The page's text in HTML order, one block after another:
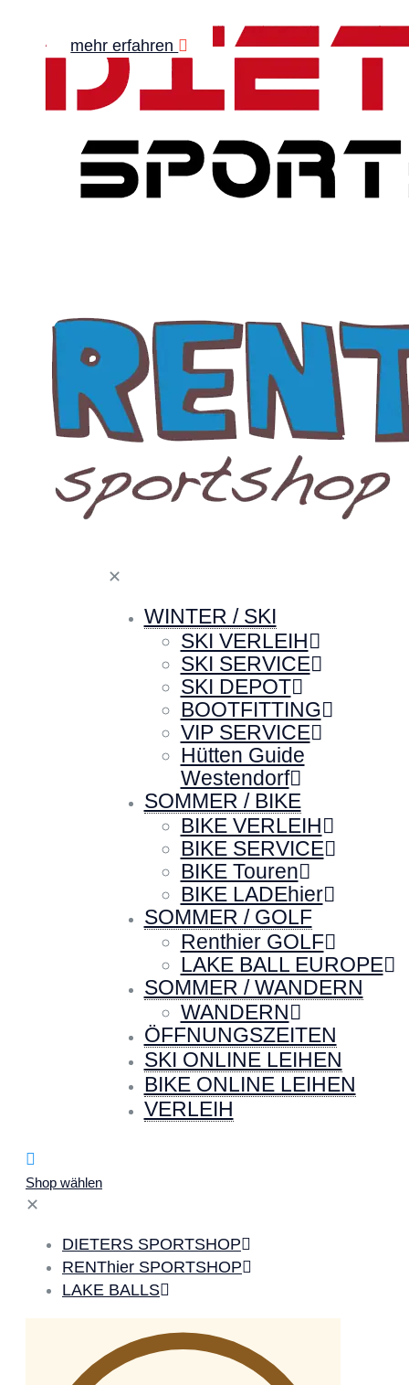
✕
WINTER / SKI
SKI VERLEIH
SKI SERVICE
SKI DEPOT
BOOTFITTING
VIP SERVICE
Hütten Guide
Westendorf
SOMMER / BIKE
BIKE VERLEIH
BIKE SERVICE
BIKE Touren
BIKE LADEhier
SOMMER / GOLF
Renthier GOLF
LAKE BALL EUROPE
SOMMER / WANDERN
WANDERN
ÖFFNUNGSZEITEN
SKI ONLINE LEIHEN
BIKE ONLINE LEIHEN
VERLEIH
Shop wählen
✕
DIETERS SPORTSHOP
RENThier SPORTSHOP
LAKE BALLS
mehr erfahren
mehr erfahren